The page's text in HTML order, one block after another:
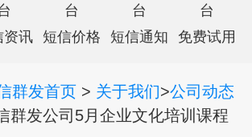
资讯 短信价格 短信通知 免费试用
群发首页 > 关于我们>公司动态
群发公司5月企业文化培训课程